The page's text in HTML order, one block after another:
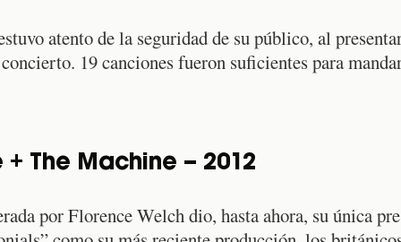
atento de la seguridad de su público, al
19 canciones fueron suficientes para
+ The Machine – 2012
por Florence Welch dio, hasta ahora, su única